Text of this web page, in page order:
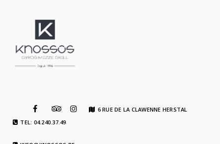
6 RUE DE LA CLAWENNE HERSTAL
TEL: 04.240.37.49